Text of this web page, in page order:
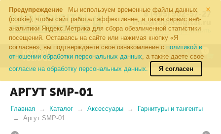
×
Предупреждение
Мы используем временные файлы данных
(cookie), чтобы сайт работал эффективнее, а также сервис веб-
аналитики Яндекс.Метрика для сбора обезличенной статистики
посещений. Оставаясь на сайте или нажимая кнопку «Я
согласен», вы подтверждаете свое ознакомление с политикой в
отношении обработки персональных данных, а также даете свое
согласие на обработку персональных данных.
Я согласен
8 (495) 502-57-27
info@radiodigital.ru
Контакты Перезвонить
КАТАЛОГ
ТОВАРОВ
АРГУТ SMP-01
Главная Каталог Аксессуары
Гарнитуры и тангенты
Аргут SMP-01